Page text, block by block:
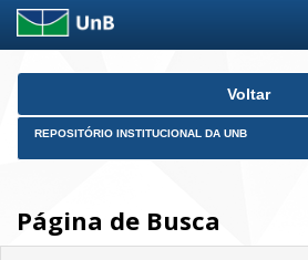
Skip
Voltar
REPOSITÓRIO INSTITUCIONAL DA UNB
Página de Busca